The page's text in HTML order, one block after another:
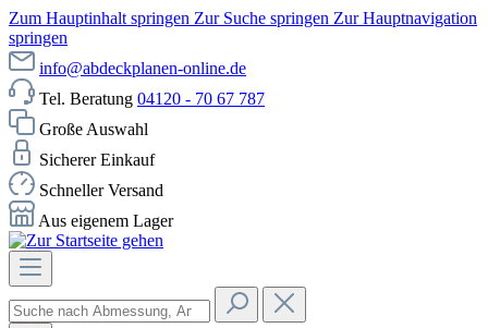
Zum Hauptinhalt springen Zur Suche springen Zur Hauptnavigation
springen
info@abdeckplanen-online.de
Tel. Beratung 04120 - 70 67 787
Große Auswahl
Sicherer Einkauf
Schneller Versand
Aus eigenem Lager